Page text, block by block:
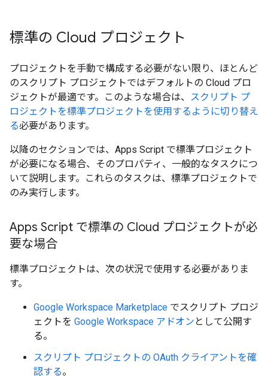
標準の Cloud プロジェクト
プロジェクトを手動で構成する必要がない限り、ほとんど
のスクリプト プロジェクトではデフォルトの Cloud プロ
ジェクトが最適です。このような場合は、 スクリプト プ
ロジェクトを標準プロジェクトを使用するように切り替え
る必要があります。
以降のセクションでは、Apps Script で標準プロジェクト
が必要になる場合、そのプロパティ、一般的なタスクにつ
いて説明します。これらのタスクは、標準プロジェクトで
のみ実行します。
Apps Script で標準の Cloud プロジェクトが必
要な場合
標準プロジェクトは、次の状況で使用する必要がありま
す。
Google Workspace Marketplace でスクリプト プロジ
ェクトを Google Workspace アドオン として公開す
る。
スクリプト プロジェクトの OAuth クライアントを確
認する。